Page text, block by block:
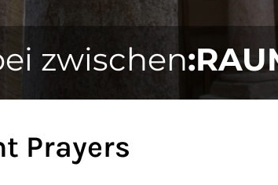
zwischen
Prayers